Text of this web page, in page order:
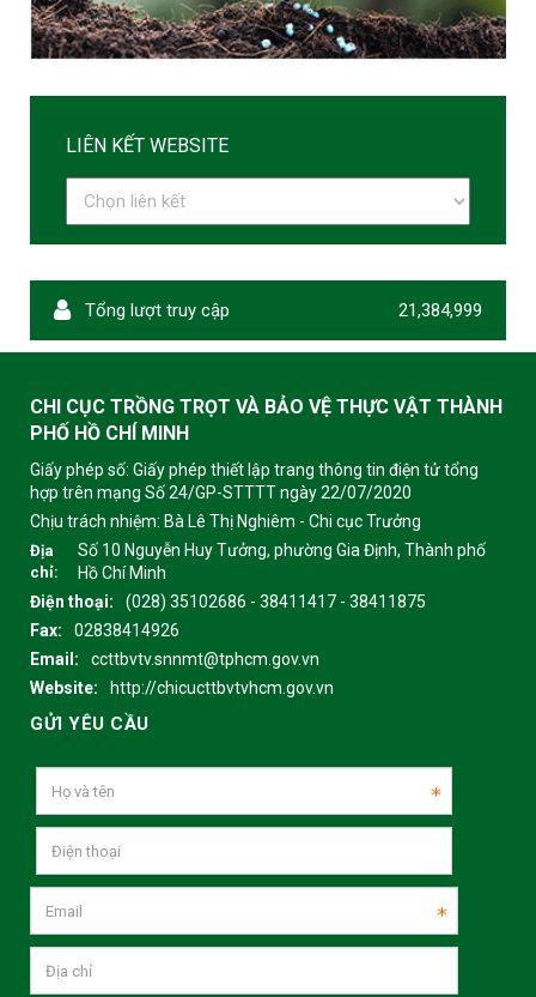
LIÊN KẾT WEBSITE
Tổng lượt truy cập 21,384,999
CHI CỤC TRỒNG TRỌT VÀ BẢO VỆ THỰC VẬT THÀNH
PHỐ HỒ CHÍ MINH
Giấy phép số: Giấy phép thiết lập trang thông tin điện tử tổng
hợp trên mạng Số 24/GP-STTTT ngày 22/07/2020
Chịu trách nhiệm: Bà Lê Thị Nghiêm - Chi cục Trưởng
Địa
chỉ:
Số 10 Nguyễn Huy Tưởng, phường Gia Định, Thành phố
Hồ Chí Minh
Điện thoại:
(028) 35102686 - 38411417 - 38411875
Fax:
02838414926
Email:
ccttbvtv.snnmt@tphcm.gov.vn
Website:
http://chicucttbvtvhcm.gov.vn
GỬI YÊU CẦU